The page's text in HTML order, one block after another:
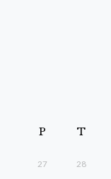
P T
27 28